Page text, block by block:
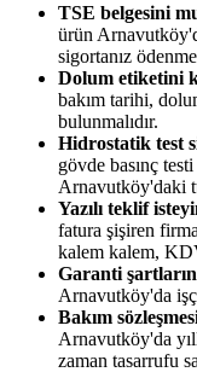
TSE belgesini
ürün
sigortanız
Dolum etiketini
bakım tarihi,
bulunmalıdır.
Hidrostatik test
gövde basınç
Arnavutköy'daki
Yazılı teklif
fatura şişiren
kalem kalem,
Garanti
Arnavutköy'da
Bakım
Arnavutköy'da
zaman tasarrufu